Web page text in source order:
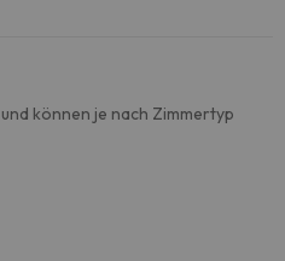
können je nach Zimmertyp